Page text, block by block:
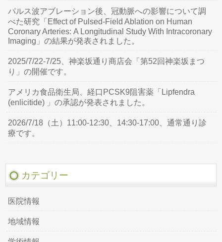
パルス波アブレーション後、冠動脈への影響について調
べた研究「Effect of Pulsed-Field Ablation on Human
Coronary Arteries: A Longitudinal Study With Intracoronary
Imaging」の結果が発表されました。
2025/7/22-7/25、神楽坂通り商店会「第52回神楽坂まつ
り」の開催です。
アメリカ食品衛生局、経口PCSK9阻害薬「Lipfendra
(enlicitide) 」の承認が発表されました。
2026/7/18（土）11:00-12:30、14:30-17:00、通常通り診
療です。
カテゴリー
医院情報
地域情報